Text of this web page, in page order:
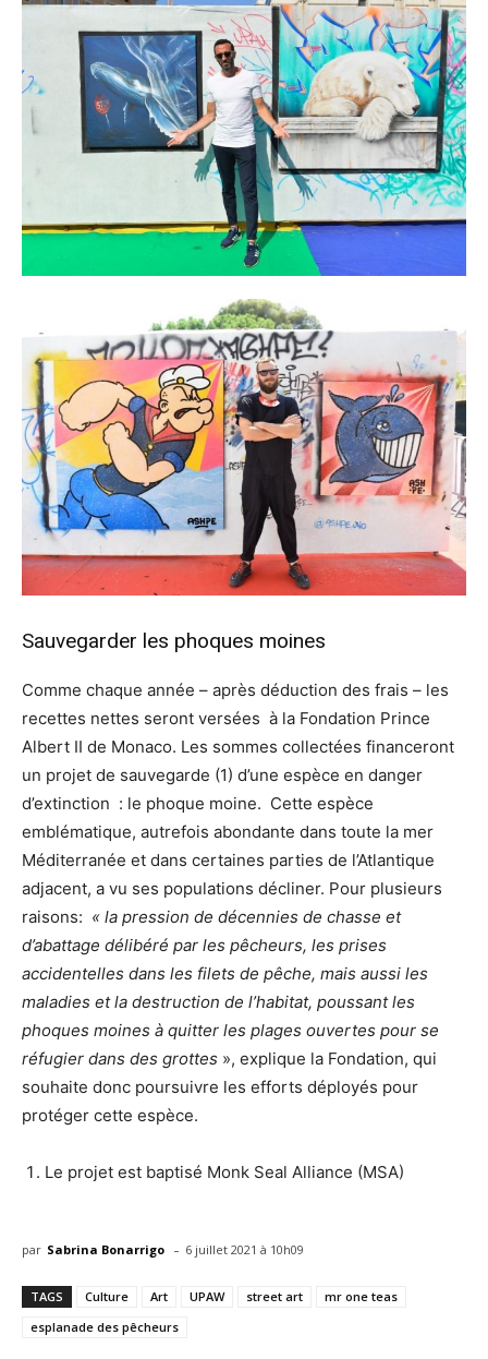
Sauvegarder les phoques moines
Comme chaque année – après déduction des frais – les
recettes nettes seront versées à la Fondation Prince
Albert II de Monaco. Les sommes collectées financeront
un projet de sauvegarde (1) d’une espèce en danger
d’extinction : le phoque moine. Cette espèce
emblématique, autrefois abondante dans toute la mer
Méditerranée et dans certaines parties de l’Atlantique
adjacent, a vu ses populations décliner. Pour plusieurs
raisons: « la pression de décennies de chasse et
d’abattage délibéré par les pêcheurs, les prises
accidentelles dans les filets de pêche, mais aussi les
maladies et la destruction de l’habitat, poussant les
phoques moines à quitter les plages ouvertes pour se
réfugier dans des grottes », explique la Fondation, qui
souhaite donc poursuivre les efforts déployés pour
protéger cette espèce.
Le projet est baptisé Monk Seal Alliance (MSA)
par Sabrina Bonarrigo - 6 juillet 2021 à 10h09
TAGS Culture Art UPAW street art
mr one teas
esplanade des pêcheurs